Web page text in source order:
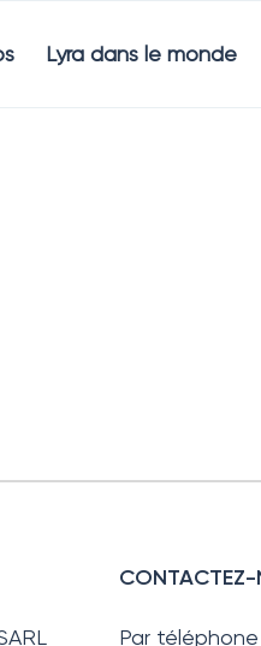
Lyra dans le monde
CONTACTEZ-
Par téléphone